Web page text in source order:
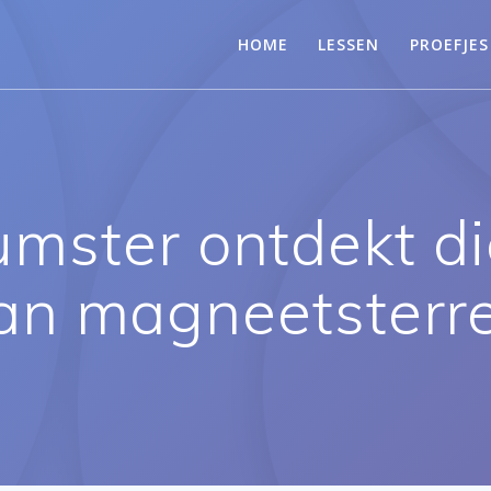
HOME LESSEN PROEFJES
ontdekt